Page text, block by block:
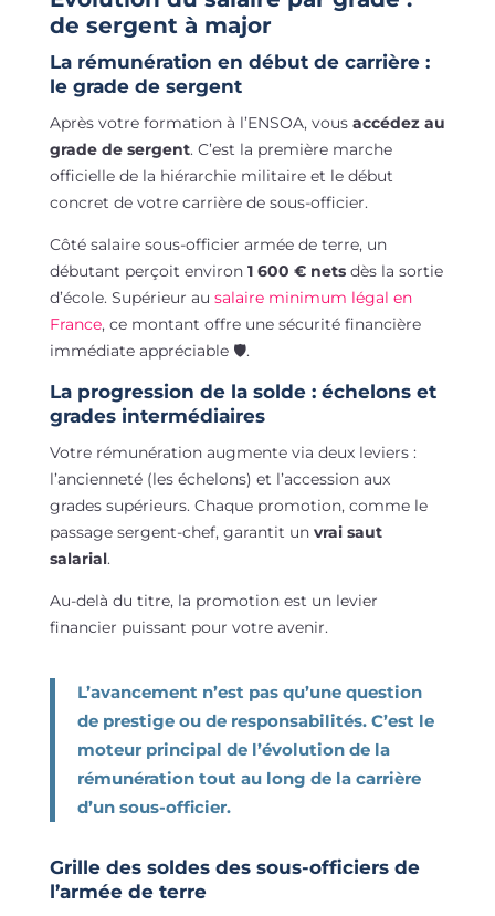
de sergent à major
La rémunération en début de carrière :
le grade de sergent
Après votre formation à l’ENSOA, vous accédez au
grade de sergent. C’est la première marche
officielle de la hiérarchie militaire et le début
concret de votre carrière de sous-officier.
Côté salaire sous-officier armée de terre, un
débutant perçoit environ 1 600 € netsdès la sortie
d’école. Supérieur au salaire minimum légal en
France, ce montant offre une sécurité financière
immédiate appréciable 🛡️.
La progression de la solde : échelons et
grades intermédiaires
Votre rémunération augmente via deux leviers :
l’ancienneté (les échelons) et l’accession aux
grades supérieurs. Chaque promotion, comme le
passage sergent-chef, garantit un vrai saut
salarial.
Au-delà du titre, la promotion est un levier
financier puissant pour votre avenir.
L’avancement n’est pas qu’une question
de prestige ou de responsabilités. C’est le
moteur principal de l’évolution de la
rémunérationtout au long de la carrière
d’un sous-officier.
Grille des soldes des sous-officiers de
l’armée de terre